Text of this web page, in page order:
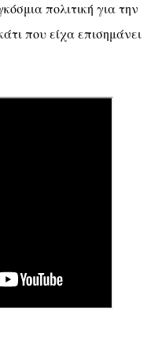
πολιτική για την
που είχα επισημάνει